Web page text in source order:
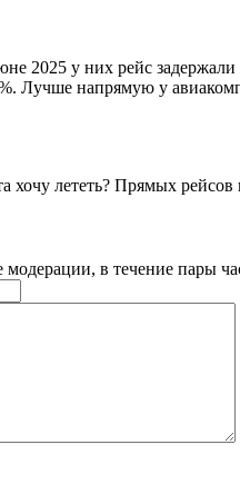
2025 у них рейс
Лучше напрямую у
хочу лететь? Прямых
в течение пары